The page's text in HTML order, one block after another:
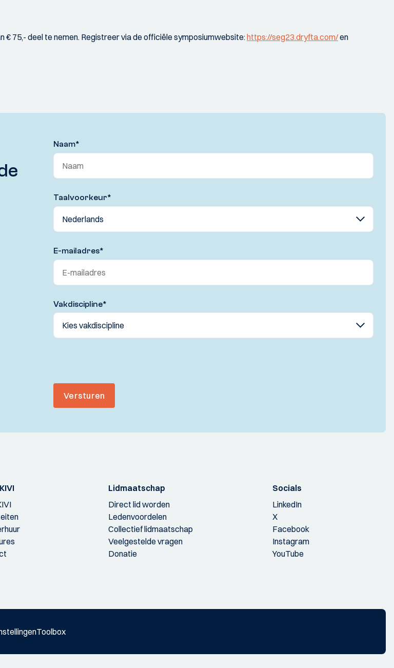
€ 75,- deel te nemen. Registreer via de officiële symposiumwebsite:https://seg23.dryfta.com/en
Naam*
Taalvoorkeur*
E-mailadres*
Vakdiscipline*
Versturen
Lidmaatschap
Direct lid worden
Ledenvoordelen
Collectief lidmaatschap
Veelgestelde vragen
Donatie
Socials
LinkedIn
X
Facebook
Instagram
YouTube
Toolbox